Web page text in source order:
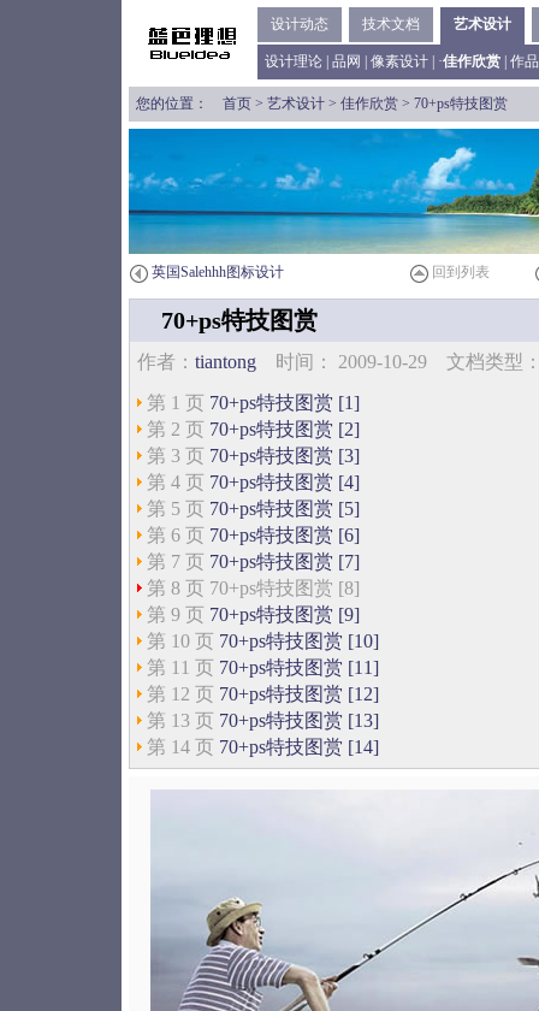
设计动态 技术文档 艺术设计
设计理论 品网 像素设计 | ·佳作欣赏 作
您的位置： 首页 > 艺术设计 > 佳作欣赏 > 70+ps特技图赏
英国Salehhh图标设计 回到列表
70+ps特技图赏
作者： tiantong 时间： 2009-10-29 文档类型
第 1 页 70+ps特技图赏 [1]
第 2 页 70+ps特技图赏 [2]
第 3 页 70+ps特技图赏 [3]
第 4 页 70+ps特技图赏 [4]
第 5 页 70+ps特技图赏 [5]
第 6 页 70+ps特技图赏 [6]
第 7 页 70+ps特技图赏 [7]
第 8 页 70+ps特技图赏 [8]
第 9 页 70+ps特技图赏 [9]
第 10 页 70+ps特技图赏 [10]
第 11 页 70+ps特技图赏 [11]
第 12 页 70+ps特技图赏 [12]
第 13 页 70+ps特技图赏 [13]
第 14 页 70+ps特技图赏 [14]